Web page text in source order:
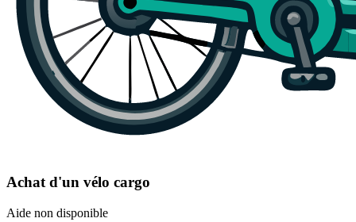
Achat d'un vélo cargo
Aide non disponible